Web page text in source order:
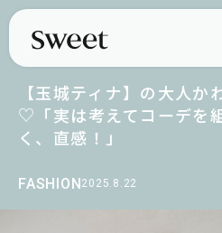
FASHION2025.8.22
【玉城ティナ】の大人
♡「実は考えてコーデを
く、直感！」